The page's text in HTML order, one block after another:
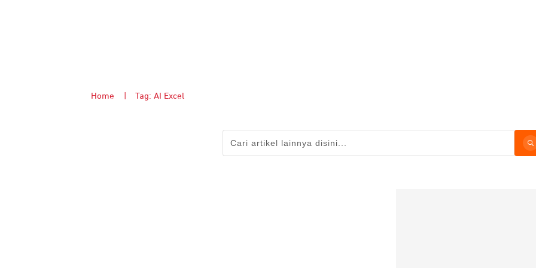
Home Tag: AI Excel